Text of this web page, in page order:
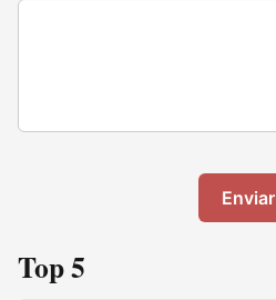
Enviar
Top 5